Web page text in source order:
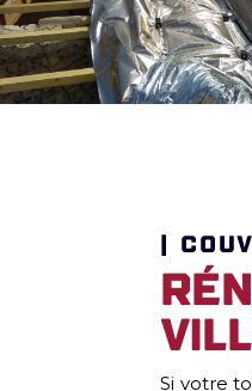
|
Si votre